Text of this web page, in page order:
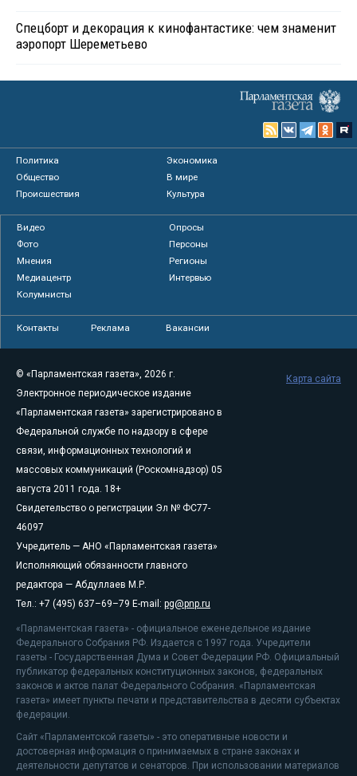
Спецборт и декорация к кинофантастике: чем знаменит
аэропорт Шереметьево
Политика
Экономика
Общество
В мире
Происшествия
Культура
Видео
Опросы
Фото
Персоны
Мнения
Регионы
Медиацентр
Интервью
Колумнисты
Контакты Реклама Вакансии
© «Парламентская газета», 2026 г.
Электронное периодическое издание
«Парламентская газета» зарегистрировано в
Федеральной службе по надзору в сфере
связи, информационных технологий и
массовых коммуникаций (Роскомнадзор) 05
августа 2011 года. 18+
Свидетельство о регистрации Эл № ФС77-
46097
Учредитель — АНО «Парламентская газета»
Исполняющий обязанности главного
редактора — Абдуллаев М.Р.
Тел.: +7 (495) 637–69–79 E-mail: pg@pnp.ru
«Парламентская газета» - официальное еженедельное издание
Федерального Собрания РФ. Издается с 1997 года. Учредители
газеты - Государственная Дума и Совет Федерации РФ. Официальный
публикатор федеральных конституционных законов, федеральных
законов и актов палат Федерального Собрания. «Парламентская
газета» имеет пункты печати и представительства в десяти субъектах
федерации.
Сайт «Парламентской газеты» - это оперативные новости и
достоверная информация о принимаемых в стране законах и
деятельности депутатов и сенаторов. При использовании материалов
Карта сайта